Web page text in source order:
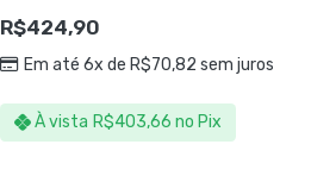
R$424,90
Em até 6x de R$70,82 sem juros
À vista R$403,66 no Pix